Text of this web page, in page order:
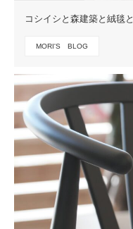
コシイシと森建築と絨毯と
MORI'S BLOG